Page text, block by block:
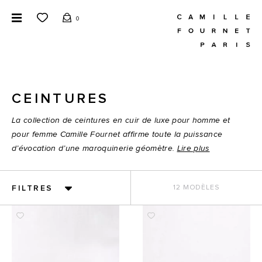
0
CEINTURES
La collection de ceintures en cuir de luxe pour homme et
pour femme Camille Fournet affirme toute la puissance
d’évocation d’une maroquinerie géomètre. Lire plus
FILTRES 12 MODÈLES